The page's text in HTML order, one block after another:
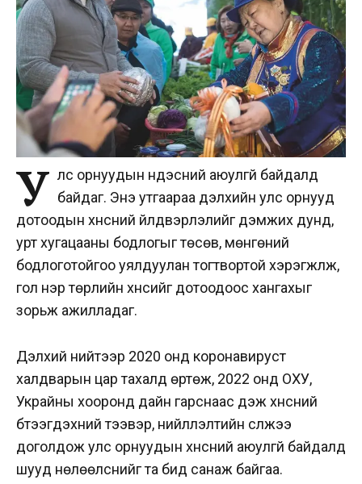
У лс орнуудын үндэсний аюулгүй байдалд
байдаг. Энэ утгаараа дэлхийн улс орнууд
дотоодын хүнсний үйлдвэрлэлийг дэмжих дунд,
урт хугацааны бодлогыг төсөв, мөнгөний
бодлоготойгоо уялдуулан тогтвортой хэрэгжүүлж,
гол нэр төрлийн хүнсийг дотоодоос хангахыг
зорьж ажилладаг.
Дэлхий нийтээр 2020 онд коронавируст
халдварын цар тахалд өртөж, 2022 онд ОХУ,
Украйны хооронд дайн гарснаас үүдэж хүнсний
бүтээгдэхүүний тээвэр, нийлүүлэлтийн сүлжээ
доголдож улс орнуудын хүнсний аюулгүй байдалд
шууд нөлөөлснийг та бид санаж байгаа.